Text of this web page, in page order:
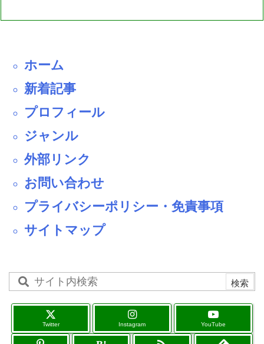
ホーム
新着記事
プロフィール
ジャンル
外部リンク
お問い合わせ
プライバシーポリシー・免責事項
サイトマップ
Twitter Instagram YouTube